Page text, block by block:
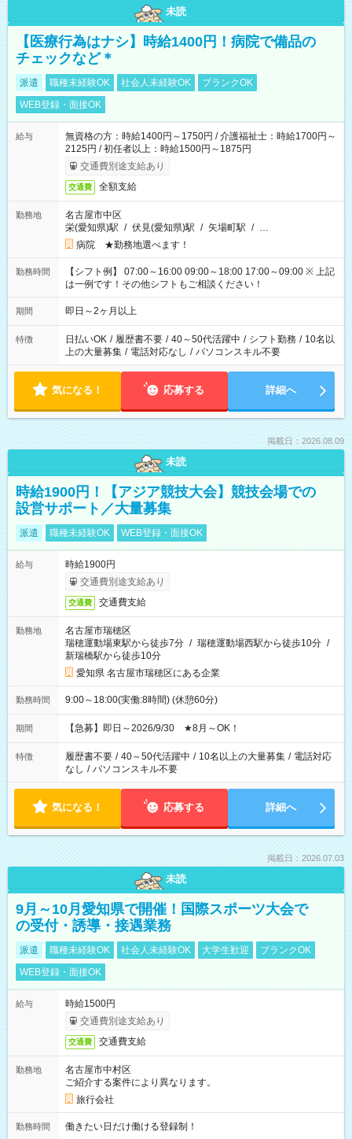
未読
【医療行為はナシ】時給1400円！病院で備品の
チェックなど＊
派遣 職種未経験OK 社会人未経験OK
ブランクOK
WEB登録・面接OK
給与
無資格の方：時給1400円～1750円 / 介護福祉士：時給1700円～
2125円 / 初任者以上：時給1500円～1875円
交通費別途支給あり
交通費 全額支給
勤務地
名古屋市中区
栄(愛知県)駅 / 伏見(愛知県)駅 / 矢場町駅 / …
病院 ★勤務地選べます！
勤務時間
【シフト例】 07:00～16:00 09:00～18:00 17:00～09:00 ※ 上記
は一例です！その他シフトもご相談ください！
期間 即日～2ヶ月以上
特徴 日払いOK / 履歴書不要 / 40～50代活躍中 / シフト勤務 / 10名以
上の大量募集 / 電話対応なし / パソコンスキル不要
気になる！ 応募する 詳細へ
掲載日：2026.08.09
未読
時給1900円！【アジア競技大会】競技会場での
設営サポート／大量募集
派遣 職種未経験OK WEB登録・面接OK
給与
時給1900円
交通費別途支給あり
交通費 交通費支給
勤務地
名古屋市瑞穂区
瑞穂運動場東駅から徒歩7分 / 瑞穂運動場西駅から徒歩10分 /
新瑞橋駅から徒歩10分
愛知県 名古屋市瑞穂区にある企業
勤務時間 9:00～18:00(実働:8時間) (休憩60分)
期間 【急募】即日～2026/9/30 ★8月～OK！
特徴 履歴書不要 / 40～50代活躍中 / 10名以上の大量募集 / 電話対応
なし / パソコンスキル不要
気になる！ 応募する 詳細へ
掲載日：2026.07.03
未読
9月～10月愛知県で開催！国際スポーツ大会で
の受付・誘導・接遇業務
派遣 職種未経験OK 社会人未経験OK 大学生歓迎
ブランクOK
WEB登録・面接OK
給与
時給1500円
交通費別途支給あり
交通費 交通費支給
勤務地
名古屋市中村区
ご紹介する案件により異なります。
旅行会社
勤務時間 働きたい日だけ働ける登録制！